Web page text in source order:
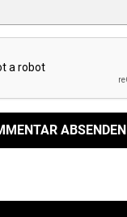
ABSENDEN